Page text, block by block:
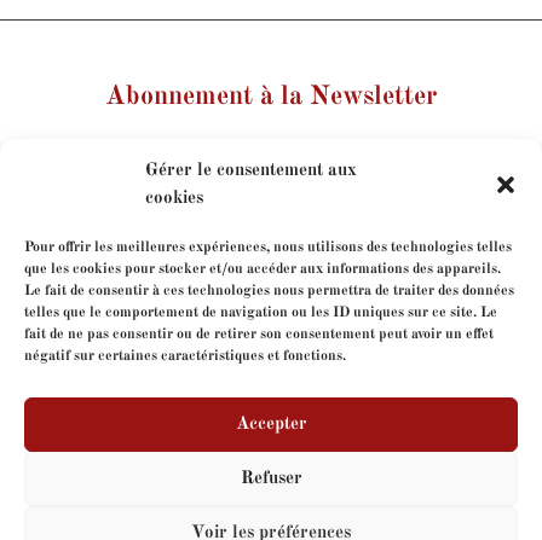
Gérer le consentement aux
cookies
Pour offrir les meilleures expériences, nous utilisons des technologies telles
que les cookies pour stocker et/ou accéder aux informations des appareils.
Le fait de consentir à ces technologies nous permettra de traiter des données
telles que le comportement de navigation ou les ID uniques sur ce site. Le
fait de ne pas consentir ou de retirer son consentement peut avoir un effet
négatif sur certaines caractéristiques et fonctions.
Accepter
Refuser
Voir les préférences
Abonnement à la Newsletter
Je consens à l'utilisation de mes coordonnées dans le
cadre de mon abonnement à la newsletter.
FormeLibre- tous droits réservés - Site web